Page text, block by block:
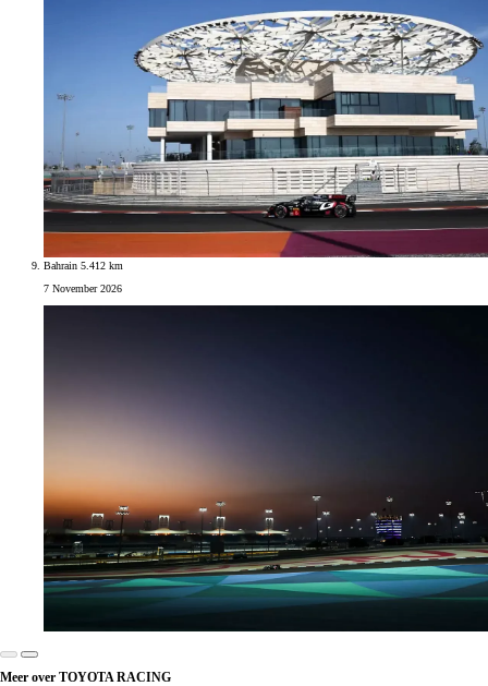
Bahrain 5.412 km
7 November 2026
Meer over TOYOTA RACING